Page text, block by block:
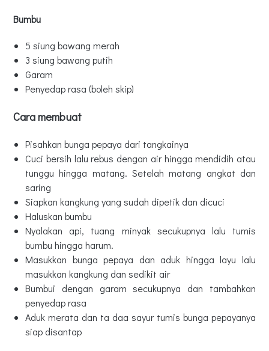
Bumbu
5 siung bawang merah
3 siung bawang putih
Garam
Penyedap rasa (boleh skip)
Cara membuat
Pisahkan bunga pepaya dari tangkainya
Cuci bersih lalu rebus dengan air hingga mendidih atau
tunggu hingga matang. Setelah matang angkat dan
saring
Siapkan kangkung yang sudah dipetik dan dicuci
Haluskan bumbu
Nyalakan api, tuang minyak secukupnya lalu tumis
bumbu hingga harum.
Masukkan bunga pepaya dan aduk hingga layu lalu
masukkan kangkung dan sedikit air
Bumbui dengan garam secukupnya dan tambahkan
penyedap rasa
Aduk merata dan ta daa sayur tumis bunga pepayanya
siap disantap